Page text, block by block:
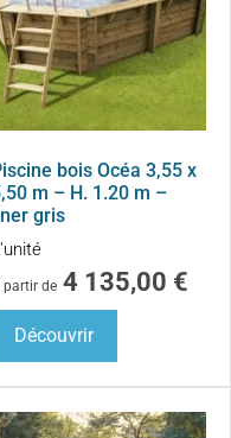
bois Océa 3,55 x
m – H. 1.20 m –
gris
partir de 4 135,00 €
Découvrir